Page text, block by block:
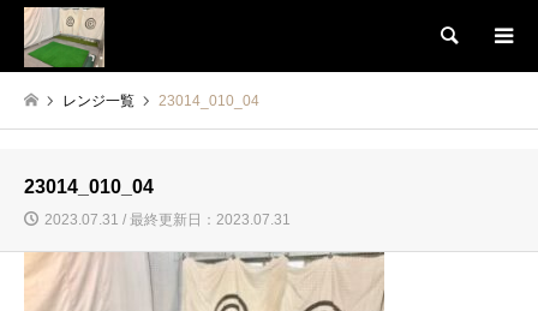
検索
レンジ一覧 23014_010_04
23014_010_04
2023.07.31 / 最終更新日：2023.07.31